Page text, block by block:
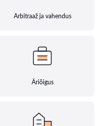
Arbitraaž ja vahendus
Äriõigus